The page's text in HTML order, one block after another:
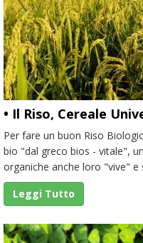
• Il Riso, Cereale
Per fare un buon Riso
bio "dal greco bios - vitale",
organiche anche loro "vive" e
Leggi Tutto